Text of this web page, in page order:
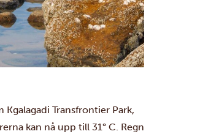
Transfrontier Park,
kan nå upp till 31° C. Regn